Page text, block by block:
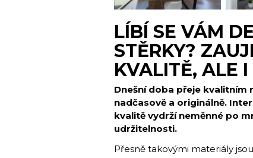
LÍBÍ SE VÁM
STĚRKY?
KVALITĚ, ALE
Dnešní doba přeje
nadčasově a originálně.
kvalitě vydrží neměnné po
udržitelnosti.
Přesně takovými materiály